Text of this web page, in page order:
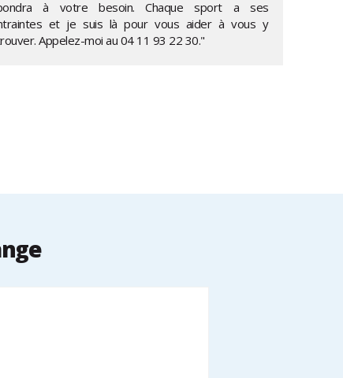
à votre besoin. Chaque sport a ses
et je suis là pour vous aider à vous y
Appelez-moi au04 11 93 22 30."